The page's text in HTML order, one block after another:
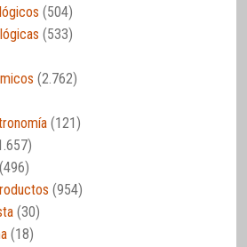
(504)
(533)
(2.762)
(121)
(496)
(954)
(30)
(18)